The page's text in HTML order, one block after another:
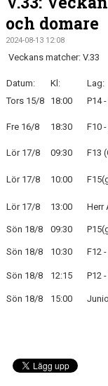
KALENDER
BILDGALLERI
VÅRA LAG
och domare
2024-08-13 12:08
Veckans matcher: V.33
Datum: Kl: Lag:
Tors 15/8
18:00 P14
Fre 16/8 18:30 F10
Lör 17/8 09:30 F13
Lör 17/8 10:00
Lör 17/8 13:00 Herr
Sön 18/8 09:30
Sön 18/8 10:30 F12
Sön 18/8 12:15 P12
Sön 18/8 15:00